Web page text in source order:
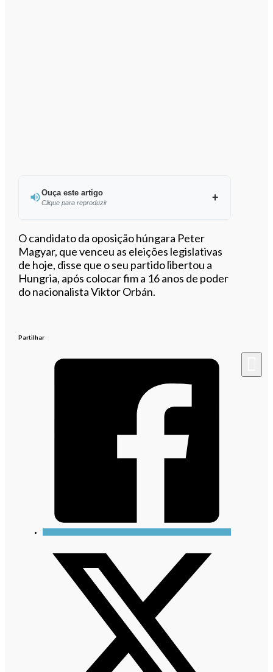
Ouça este artigo
Clique para reproduzir
0:00/0:22
O candidato da oposição húngara Peter
Magyar, que venceu as eleições legislativas
de hoje, disse que o seu partido libertou a
Hungria, após colocar fim a 16 anos de poder
do nacionalista Viktor Orbán.
Partilhar